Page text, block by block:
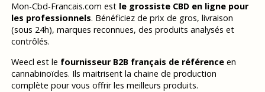
Mon-Cbd-Francais.com est le grossiste CBD en ligne pour
les professionnels. Bénéficiez de prix de gros, livraison
(sous 24h), marques reconnues, des produits analysés et
contrôlés.
Weecl est le fournisseur B2B français de référenceen
cannabinoïdes. Ils maitrisent la chaine de production
complète pour vous offrir les meilleurs produits.